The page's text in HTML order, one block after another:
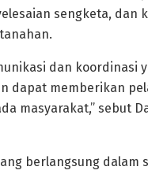
sengketa, dan
dan koordinasi
dapat memberikan
masyarakat,” sebut
berlangsung dalam